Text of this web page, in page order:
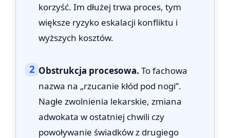
korzyść. Im dłużej trwa proces, tym
większe ryzyko eskalacji konfliktu i
wyższych kosztów.
2 Obstrukcja procesowa. To fachowa
nazwa na „rzucanie kłód pod nogi”.
Nagłe zwolnienia lekarskie, zmiana
adwokata w ostatniej chwili czy
powoływanie świadków z drugiego